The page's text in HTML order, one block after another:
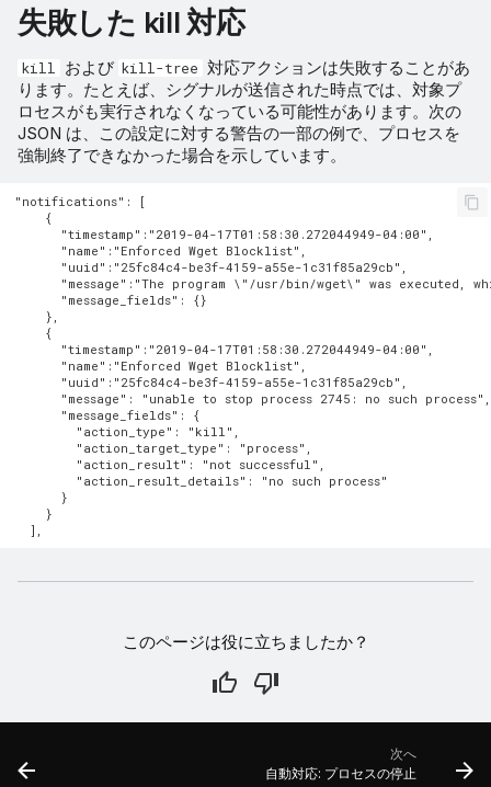
失敗した kill 対応
kill および kill-tree 対応アクションは失敗することがあ
ります。たとえば、シグナルが送信された時点では、対象プ
ロセスがも実行されなくなっている可能性があります。次の
JSON は、この設定に対する警告の一部の例で、プロセスを
強制終了できなかった場合を示しています。
"notifications": [
    {
      "timestamp":"2019-04-17T01:58:30.272044949-04:00",
      "name":"Enforced Wget Blocklist",
      "uuid":"25fc84c4-be3f-4159-a55e-1c31f85a29cb",
"message":"The program \"/usr/bin/wget\" was executed,
      "message_fields": {}
    },
    {
      "timestamp":"2019-04-17T01:58:30.272044949-04:00",
      "name":"Enforced Wget Blocklist",
      "uuid":"25fc84c4-be3f-4159-a55e-1c31f85a29cb",
      "message": "unable to stop process 2745: no such process",
      "message_fields": {
        "action_type": "kill",
        "action_target_type": "process",
        "action_result": "not successful",
        "action_result_details": "no such process"
      }
    }
このページは役に立ちましたか？
次へ
自動対応: プロセスの停止